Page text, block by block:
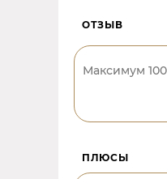
ОТЗЫВ
ПЛЮСЫ